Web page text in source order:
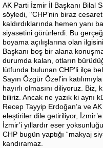
AK Parti İzmir İl Başkanı Bilal
söyledi, ‘’CHP’nin biraz
kaldırdıklarında hemen yanı
siyasetini görürlerdi. Bu
boyama açılışlarına olan
Başkanı boş bir alana
durumda kalan, otların
lütfunda bulunan CHP’li ilçe
Sayın Özgür Özel’in
hayırlı olmasını diliyoruz.
biliriz. Ancak ne yazık ki aynı
Recep Tayyip Erdoğan’a ve
eleştiriler dile getiriliyor, İzmir’e
İzmir’i yıllardır eser
CHP bugün yaptığı “makyaj
kandıramaz.